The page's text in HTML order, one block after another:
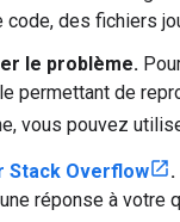
code, des fichiers
le problème.
permettant de
vous pouvez
Stack Overflow .
réponse à votre